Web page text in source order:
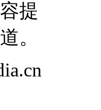
提
。